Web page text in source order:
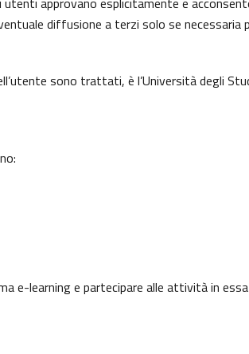
diffusione a terzi solo se necessaria
sono trattati, è l’Università degli
e-learning e partecipare alle attività in